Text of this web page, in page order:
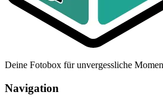
Deine Fotobox für unvergessliche
Navigation